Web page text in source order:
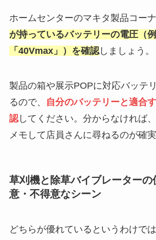
ホームセンターのマキタ製品コーナ
が持っているバッテリーの電圧（
「40Vmax」）を確認しましょう。
製品の箱や展示POPに対応バッテ
るので、
自分のバッテリーと適合
認してください。分からなければ
メモして店員さんに尋ねるのが確実
草刈機と除草バイブレーターの
意・不得意なシーン
どちらが優れているというわけで